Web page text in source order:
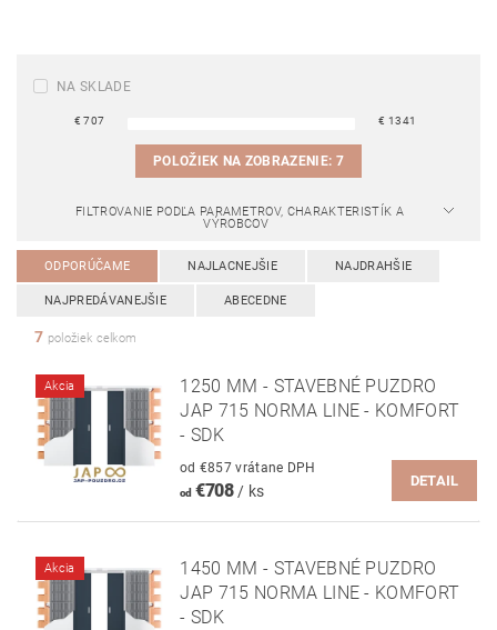
NA SKLADE
€707 € 1341
POLOŽIEK NA ZOBRAZENIE: 7
FILTROVANIE PODĽA PARAMETROV, CHARAKTERISTÍK A
VÝROBCOV
ODPORÚČAME NAJLACNEJŠIE NAJDRAHŠIE
NAJPREDÁVANEJŠIE ABECEDNE
7 položiek celkom
Akcia
1250 MM - STAVEBNÉ PUZDRO
JAP 715 NORMA LINE - KOMFORT
- SDK
od €857 vrátane DPH
od€708/ ks
DETAIL
Akcia
1450 MM - STAVEBNÉ PUZDRO
JAP 715 NORMA LINE - KOMFORT
- SDK